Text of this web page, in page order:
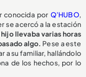
conocida por Q’HUBO,
se acercó a la estación
hijo llevaba varias horas
algo. Pese a este
a su familiar, hallándolo
de los hechos, por lo